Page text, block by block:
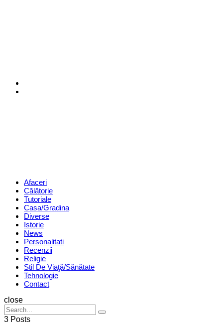
Menu Afaceri
Călătorie
Tutoriale
Casa/Gradina
Diverse
Istorie
News
Personalitati
Recenzii
Religie
Stil De Viaţă/Sănătate
Tehnologie
Contact
Search
close
Search
for:
Search
3 Posts